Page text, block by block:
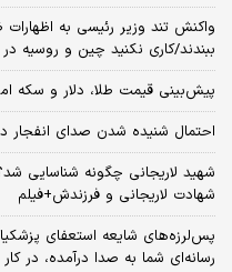
واکنش تند وزیر رئیسی به
ببندند/کاری نکنید چین و روسیه
پیش‌بینی قیمت طلا، دلار و سکه امروز
احتمال شنیده شدن صدای انفجار
شهید لاریجانی چگونه شناسایی
شهادت لاریجانی و فرزندش+فیلم
پس‌لرزه‌های شایعه استعفای
رسانه‌ای شما به صدا درآمده، در